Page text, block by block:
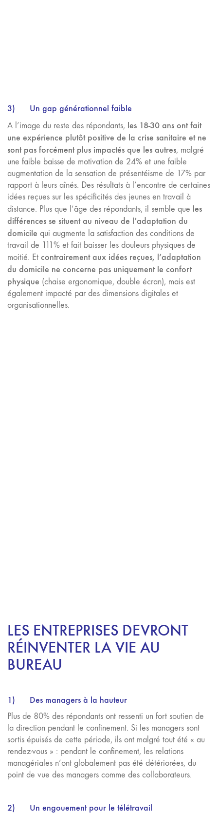
3) Un gap générationnel faible
A l’image du reste des répondants, les 18-30 ans ont fait
une expérience plutôt positive de la crise sanitaire et ne
sont pas forcément plus impactés que les autres, malgré
une faible baisse de motivation de 24% et une faible
augmentation de la sensation de présentéisme de 17% par
rapport à leurs aînés. Des résultats à l’encontre de certaines
idées reçues sur les spécificités des jeunes en travail à
distance. Plus que l’âge des répondants, il semble que les
différences se situent au niveau de l’adaptation du
domicile qui augmente la satisfaction des conditions de
travail de 111% et fait baisser les douleurs physiques de
moitié. Et contrairement aux idées reçues, l’adaptation
du domicile ne concerne pas uniquement le confort
physique (chaise ergonomique, double écran), mais est
également impacté par des dimensions digitales et
organisationnelles.
LES ENTREPRISES DEVRONT
RÉINVENTER LA VIE AU
BUREAU
1) Des managers à la hauteur
Plus de 80% des répondants ont ressenti un fort soutien de
la direction pendant le confinement. Si les managers sont
sortis épuisés de cette période, ils ont malgré tout été « au
rendez-vous » : pendant le confinement, les relations
managériales n’ont globalement pas été détériorées, du
point de vue des managers comme des collaborateurs.
2) Un engouement pour le télétravail